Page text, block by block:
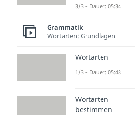
3/3 – Dauer: 05:34
Grammatik
Wortarten: Grundlagen
Wortarten
1/3 – Dauer: 05:48
Wortarten
bestimmen